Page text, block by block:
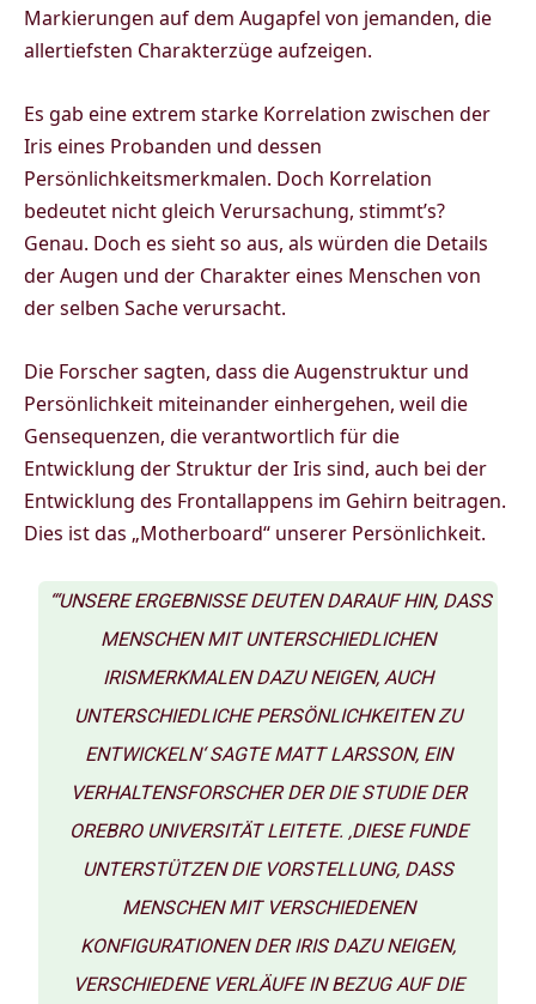
Markierungen auf dem Augapfel von jemanden, die
allertiefsten Charakterzüge aufzeigen.
Es gab eine extrem starke Korrelation zwischen der
Iris eines Probanden und dessen
Persönlichkeitsmerkmalen. Doch Korrelation
bedeutet nicht gleich Verursachung, stimmt’s?
Genau. Doch es sieht so aus, als würden die Details
der Augen und der Charakter eines Menschen von
der selben Sache verursacht.
Die Forscher sagten, dass die Augenstruktur und
Persönlichkeit miteinander einhergehen, weil die
Gensequenzen, die verantwortlich für die
Entwicklung der Struktur der Iris sind, auch bei der
Entwicklung des Frontallappens im Gehirn beitragen.
Dies ist das „Motherboard“ unserer Persönlichkeit.
“‘UNSERE ERGEBNISSE DEUTEN DARAUF HIN, DASS
MENSCHEN MIT UNTERSCHIEDLICHEN
IRISMERKMALEN DAZU NEIGEN, AUCH
UNTERSCHIEDLICHE PERSÖNLICHKEITEN ZU
ENTWICKELN‘ SAGTE MATT LARSSON, EIN
VERHALTENSFORSCHER DER DIE STUDIE DER
OREBRO UNIVERSITÄT LEITETE. ‚DIESE FUNDE
UNTERSTÜTZEN DIE VORSTELLUNG, DASS
MENSCHEN MIT VERSCHIEDENEN
KONFIGURATIONEN DER IRIS DAZU NEIGEN,
VERSCHIEDENE VERLÄUFE IN BEZUG AUF DIE